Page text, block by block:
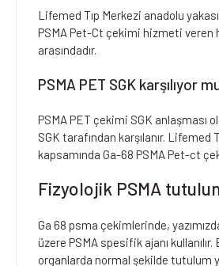
Lifemed Tıp Merkezi anadolu
PSMA Pet-Ct çekimi hizmeti veren
arasındadır.
PSMA PET SGK karşılıyor
PSMA PET çekimi SGK anlaşması
SGK tarafından karşılanır. Lifemed
kapsamında Ga-68 PSMA Pet-ct
Fizyolojik PSMA
Ga 68 psma çekimlerinde,
üzere PSMA spesifik ajanı kullanılır.
organlarda normal şekilde tutulum